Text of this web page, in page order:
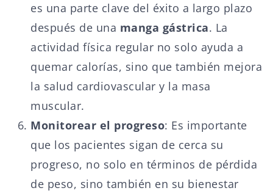
es una parte clave del éxito a largo plazo
después de una manga gástrica. La
actividad física regular no solo ayuda a
quemar calorías, sino que también mejora
la salud cardiovascular y la masa
muscular.
Monitorear el progreso: Es importante
que los pacientes sigan de cerca su
progreso, no solo en términos de pérdida
de peso, sino también en su bienestar